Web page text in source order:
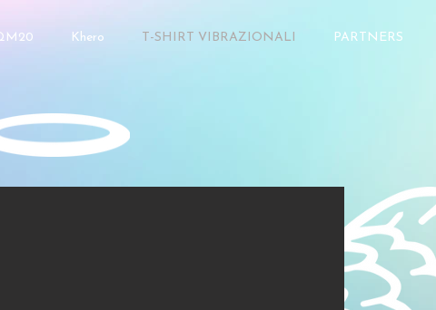
Khero T-SHIRT VIBRAZIONALI PARTNERS